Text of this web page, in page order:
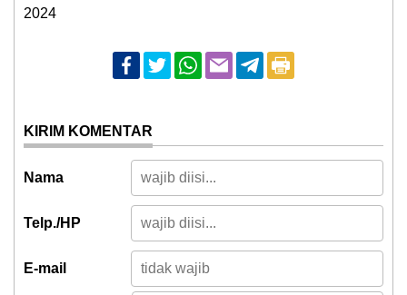
2024
KIRIM KOMENTAR
Nama
Telp./HP
E-mail